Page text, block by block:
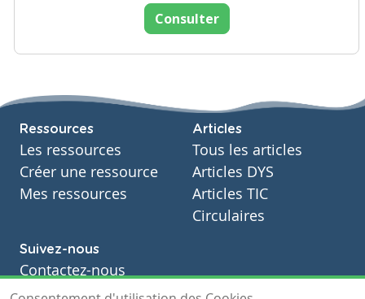
Consulter
Ressources
Les ressources
Créer une ressource
Mes ressources
Articles
Tous les articles
Articles DYS
Articles TIC
Circulaires
Suivez-nous
Contactez-nous
Soutien scolaire